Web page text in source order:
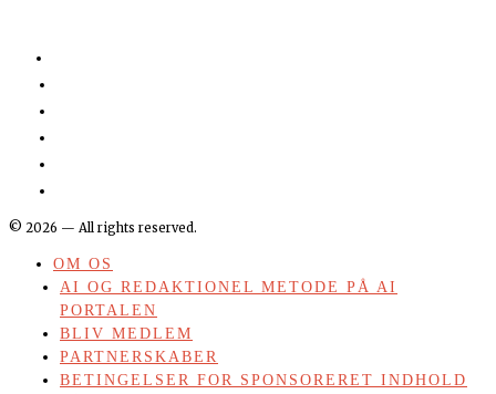
© 2026 — All rights reserved.
OM OS
AI OG REDAKTIONEL METODE PÅ AI
PORTALEN
BLIV MEDLEM
PARTNERSKABER
BETINGELSER FOR SPONSORERET INDHOLD